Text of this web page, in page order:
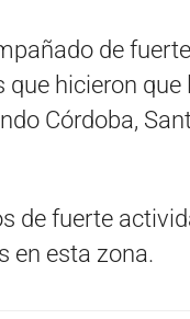
de
que hicieron
Córdoba,
de fuerte
en esta zona.